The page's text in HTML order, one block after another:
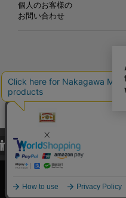
個人のお客様の
お問い合わせ
Copyright©2000
Nakagawa Masashichi Shoten All
当サイトでは、当サイト内にお
び利便性向上のためにクッキー
関しては「プライバシーポリシー
承諾する